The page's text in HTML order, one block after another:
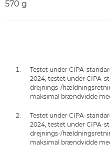
570 g
Testet under CIPA-
2024, testet under CIPA-
drejnings-/
maksimal brændvidde
Testet under CIPA-
2024, testet under CIPA-
drejnings-/
maksimal brændvidde